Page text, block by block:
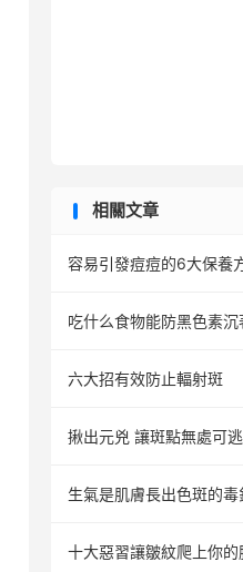
相關文章
容易引發痘痘的6大保養
吃什么食物能防黑色素
六大招有效防止輻射斑
揪出元兇 讓斑點無處可逃
生氣是肌膚長出色斑的毒
十大惡習讓皺紋爬上你的